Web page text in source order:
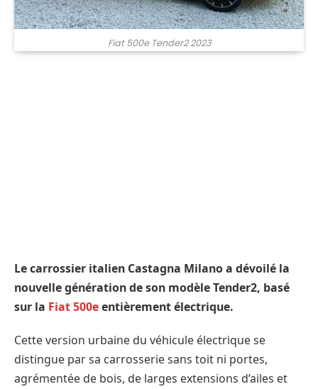
Fiat 500e Tender2 2023
Le carrossier italien Castagna Milano a dévoilé la
nouvelle génération de son modèle Tender2, basé
sur la Fiat 500eentièrement électrique.
Cette version urbaine du véhicule électrique se
distingue par sa carrosserie sans toit ni portes,
agrémentée de bois, de larges extensions d’ailes et